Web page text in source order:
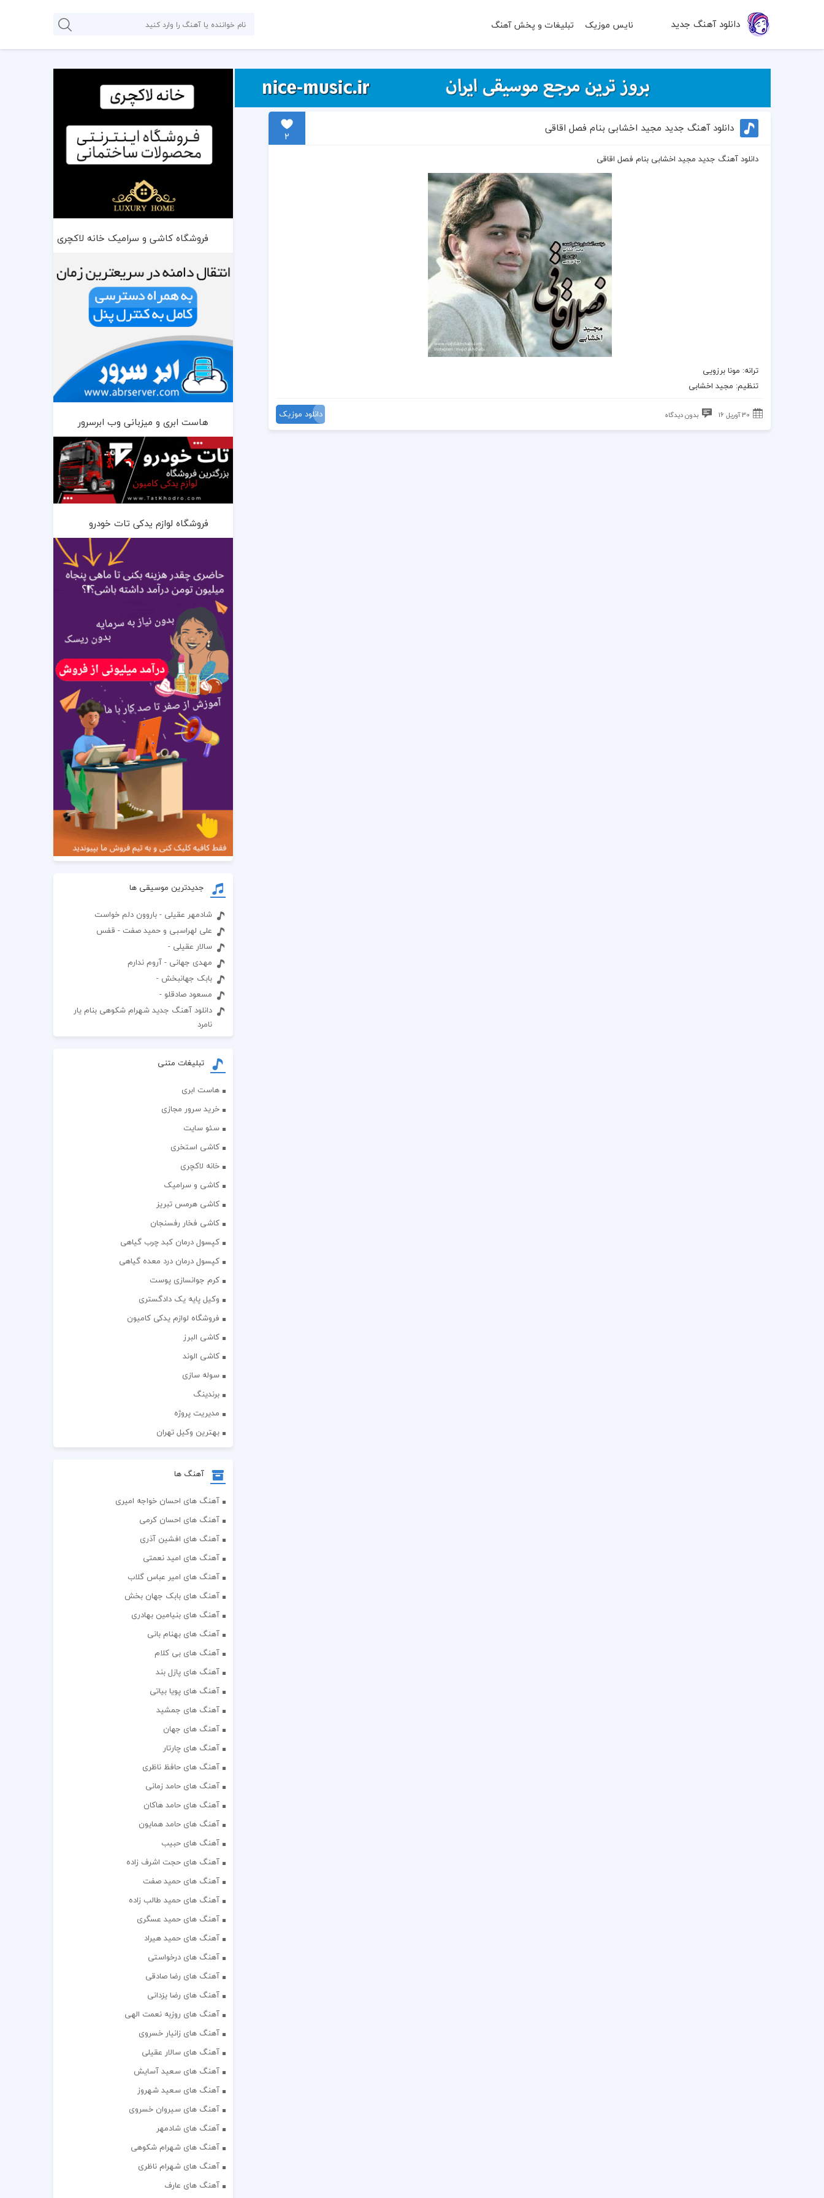
دانلود آهنگ جدید نایس موزیک تبلیغات و پخش آهنگ
دانلود آهنگ جدید مجید اخشابی بنام فصل اقاقی
2
دانلود آهنگ جدید مجید اخشابی بنام فصل اقاقی
ترانه: مونا برزویی
تنظیم: مجید اخشابی
30 آوریل 16 بدون دیدگاه دانلود موزیک
فروشگاه کاشی و سرامیک خانه لاکچری
هاست ابری و میزبانی وب ابرسرور
فروشگاه لوازم یدکی تات خودرو
جدیدترین موسیقی ها
شادمهر عقیلی - باروون دلم خواست
علی لهراسبی و حمید صفت - قفس
سالار عقیلی -
مهدی جهانی - آروم ندارم
بابک جهانبخش -
مسعود صادقلو -
دانلود آهنگ جدید شهرام شکوهی بنام یار
نامرد
تبلیغات متنی
هاست ابری
خرید سرور مجازی
سئو سایت
کاشی استخری
خانه لاکچری
کاشی و سرامیک
کاشی هرمس تبریز
کاشی فخار رفسنجان
کپسول درمان کبد چرب گیاهی
کپسول درمان درد معده گیاهی
کرم جوانسازی پوست
وکیل پایه یک دادگستری
فروشگاه لوازم یدکی کامیون
کاشی البرز
کاشی الوند
سوله سازی
برندینگ
مدیریت پروژه
بهترین وکیل تهران
آهنگ ها
آهنگ های احسان خواجه امیری
آهنگ های احسان کرمی
آهنگ های افشین آذری
آهنگ های امید نعمتی
آهنگ های امیر عباس گلاب
آهنگ های بابک جهان بخش
آهنگ های بنیامین بهادری
آهنگ های بهنام بانی
آهنگ های بی کلام
آهنگ های پازل بند
آهنگ های پویا بیاتی
آهنگ های جمشید
آهنگ های جهان
آهنگ های چارتار
آهنگ های حافظ ناظری
آهنگ های حامد زمانی
آهنگ های حامد هاکان
آهنگ های حامد همایون
آهنگ های حبیب
آهنگ های حجت اشرف زاده
آهنگ های حمید صفت
آهنگ های حمید طالب زاده
آهنگ های حمید عسگری
آهنگ های حمید هیراد
آهنگ های درخواستی
آهنگ های رضا صادقی
آهنگ های رضا یزدانی
آهنگ های روزبه نعمت الهی
آهنگ های زانیار خسروی
آهنگ های سالار عقیلی
آهنگ های سعید آسایش
آهنگ های سعید شهروز
آهنگ های سیروان خسروی
آهنگ های شادمهر
آهنگ های شهرام شکوهی
آهنگ های شهرام ناظری
آهنگ های عارف